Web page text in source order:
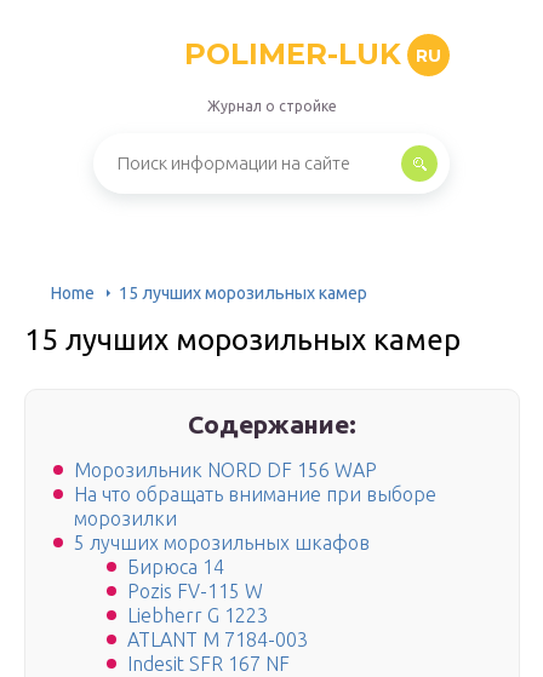
POLIMER-LUK RU
Журнал о стройке
Home 15 лучших морозильных камер
15 лучших морозильных камер
Содержание:
Морозильник NORD DF 156 WAP
На что обращать внимание при выборе
морозилки
5 лучших морозильных шкафов
Бирюса 14
Pozis FV-115 W
Liebherr G 1223
ATLANT М 7184-003
Indesit SFR 167 NF